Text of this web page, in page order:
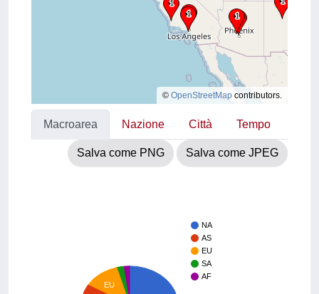
© OpenStreetMap contributors.
Macroarea Nazione Città Tempo
Salva come PNG Salva come JPEG
NA
AS
EU
SA
AF
EU